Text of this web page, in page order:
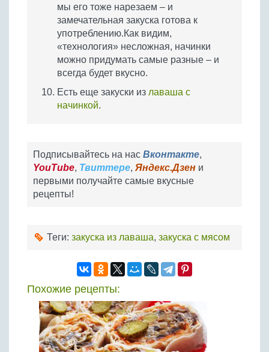
мы его тоже нарезаем – и
замечательная закуска готова к
употреблению.Как видим,
«технология» несложная, начинки
можно придумать самые разные – и
всегда будет вкусно.
Есть еще закуски из лаваша с
начинкой.
Подписывайтесь на нас Вконтакте,
YouTube, Твиттере, Яндекс.Дзен и
первыми получайте самые вкусные
рецепты!
Теги: закуска из лаваша, закуска с мясом
Похожие рецепты: